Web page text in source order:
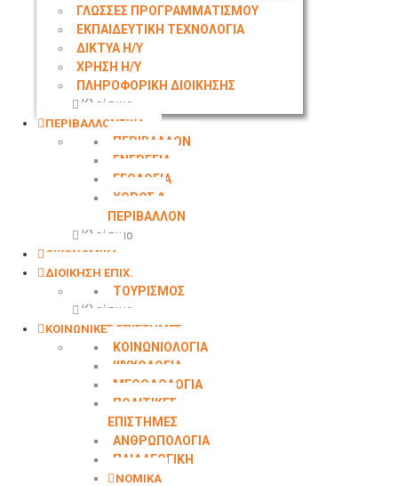
ΓΛΩΣΣΕΣ ΠΡΟΓΡΑΜΜΑΤΙΣΜΟΥ
ΕΚΠΑΙΔΕΥΤΙΚΗ ΤΕΧΝΟΛΟΓΙΑ
ΔΙΚΤΥΑ Η/Υ
ΧΡΗΣΗ Η/Υ
ΠΛΗΡΟΦΟΡΙΚΗ ΔΙΟΙΚΗΣΗΣ
Κλείσιμο
ΠΕΡΙΒΑΛΛΟΝΤΙΚΑ
ΠΕΡΙΒΑΛΛΟΝ
ΕΝΕΡΓΕΙΑ
ΓΕΩΛΟΓΙΑ
ΧΩΡΟΣ &
ΠΕΡΙΒΑΛΛΟΝ
Κλείσιμο
ΟΙΚΟΝΟΜΙΚΑ
ΔΙΟΙΚΗΣΗ ΕΠΙΧ.
ΤΟΥΡΙΣΜΟΣ
Κλείσιμο
ΚΟΙΝΩΝΙΚΕΣ ΕΠΙΣΤΗΜΕΣ
ΚΟΙΝΩΝΙΟΛΟΓΙΑ
ΨΥΧΟΛΟΓΙΑ
ΜΕΘΟΔΟΛΟΓΙΑ
ΠΟΛΙΤΙΚΕΣ
ΕΠΙΣΤΗΜΕΣ
ΑΝΘΡΩΠΟΛΟΓΙΑ
ΠΑΙΔΑΓΩΓΙΚΗ
ΝΟΜΙΚΑ